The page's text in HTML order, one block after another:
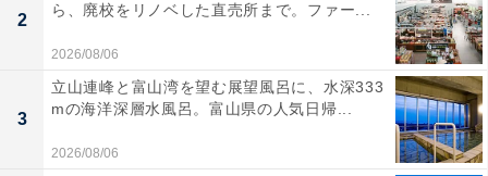
HUAWEI「Band 11 Pro」には以下のような口コミが寄せ
られています。
つけていることを忘れるほど本当に軽くて薄いの
で、就寝中の睡眠計測でも全く気にならず快適です
2
ら、廃校をリノベした直売所まで。ファー...
2026/08/06
3
立山連峰と富山湾を望む展望風呂に、水深333
mの海洋深層水風呂。富山県の人気日帰...
2026/08/06